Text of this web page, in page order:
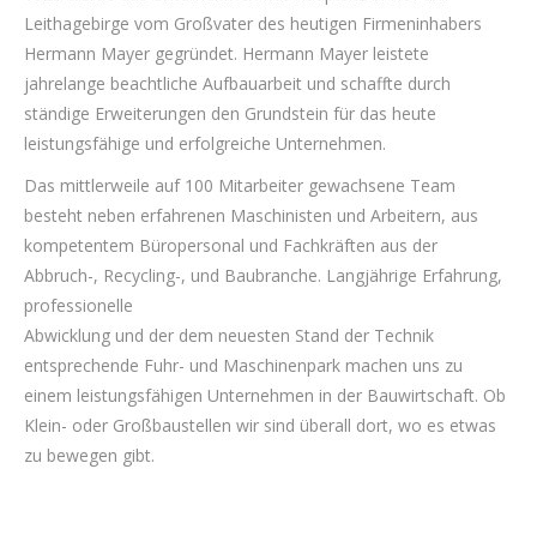
Leithagebirge vom Großvater des heutigen Firmeninhabers
Hermann Mayer gegründet. Hermann Mayer leistete
jahrelange beachtliche Aufbauarbeit und schaffte durch
ständige Erweiterungen den Grundstein für das heute
leistungsfähige und erfolgreiche Unternehmen.
Das mittlerweile auf 100 Mitarbeiter gewachsene Team
besteht neben erfahrenen Maschinisten und Arbeitern, aus
kompetentem Büropersonal und Fachkräften aus der
Abbruch-, Recycling-, und Baubranche. Langjährige Erfahrung,
professionelle
Abwicklung und der dem neuesten Stand der Technik
entsprechende Fuhr- und Maschinenpark machen uns zu
einem leistungsfähigen Unternehmen in der Bauwirtschaft. Ob
Klein- oder Großbaustellen wir sind überall dort, wo es etwas
zu bewegen gibt.